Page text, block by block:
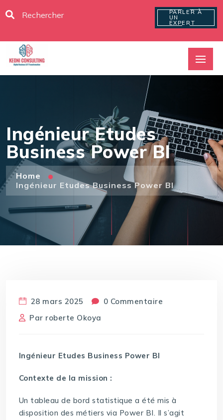
PARLER À
UN
EXPERT
Ingénieur Etudes
Business Power BI
Home
Ingénieur Etudes Business Power BI
28 mars 2025
0 Commentaire
Par roberte Okoya
Ingénieur Etudes Business Power BI
Contexte de la mission :
Un tableau de bord statistique a été mis à
disposition des métiers via Power BI. Il s’agit